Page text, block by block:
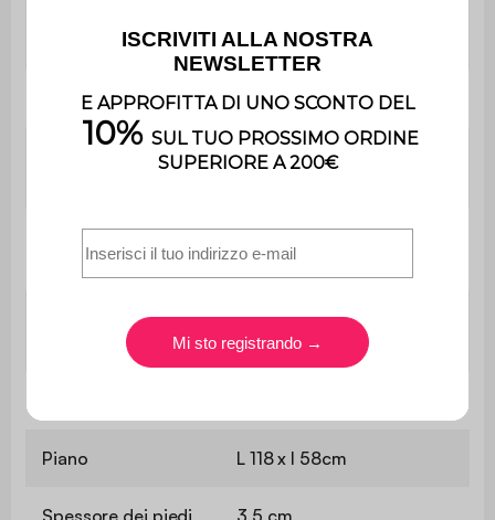
domestico
Garanzia 2 anni
1,5 cm
Peso massimo
supportato
25 kg
portaoggetti
Piano L 118 x l 58cm
Spessore dei piedi 3,5 cm